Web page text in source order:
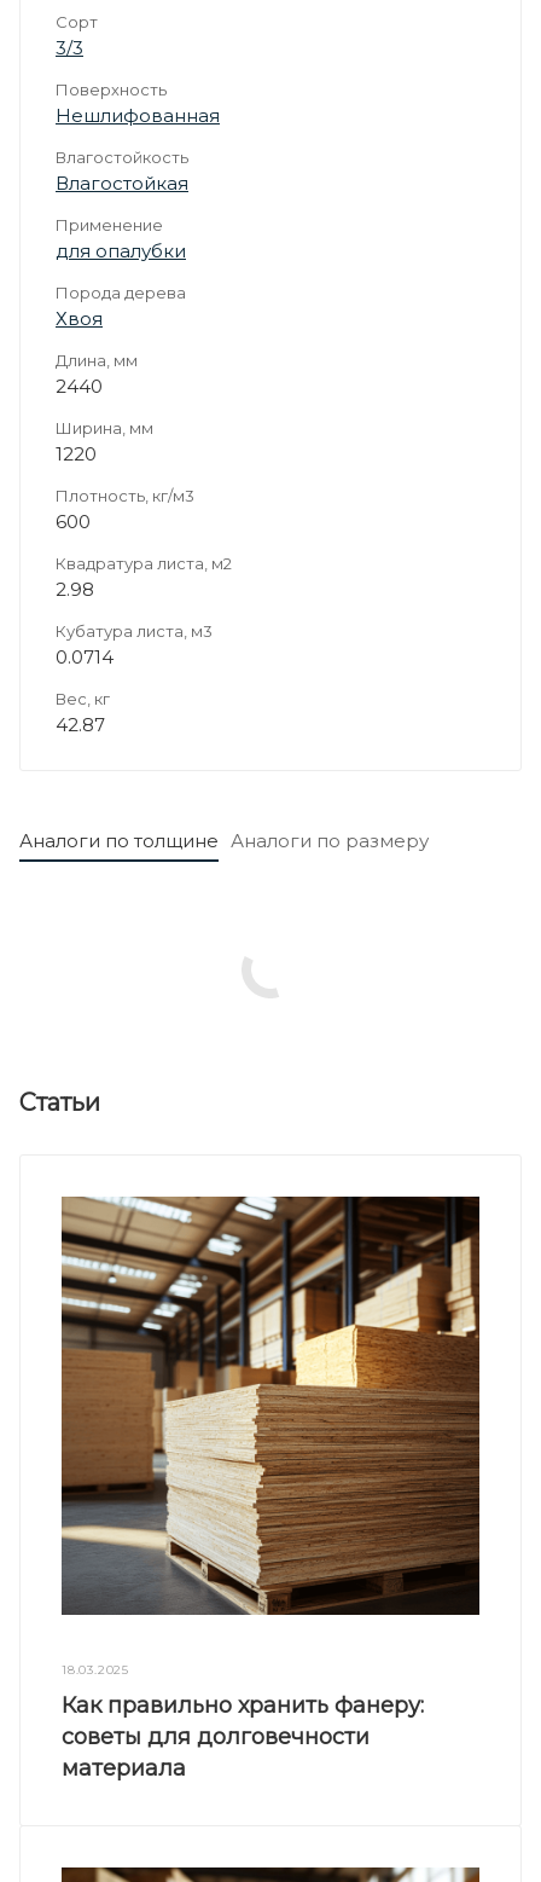
Сорт
3/3
Поверхность
Нешлифованная
Влагостойкость
Влагостойкая
Применение
для опалубки
Порода дерева
Хвоя
Длина, мм
2440
Ширина, мм
1220
Плотность, кг/м3
600
Квадратура листа, м2
2.98
Кубатура листа, м3
0.0714
Вес, кг
42.87
Аналоги по толщине Аналоги по размеру
Статьи
18.03.2025
Как правильно хранить фанеру:
советы для долговечности
материала